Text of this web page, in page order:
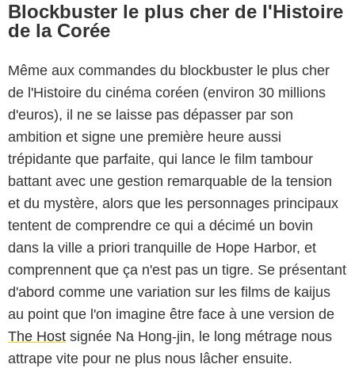
Blockbuster le plus cher de l'Histoire
de la Corée
Même aux commandes du blockbuster le plus cher
de l'Histoire du cinéma coréen (environ 30 millions
d'euros), il ne se laisse pas dépasser par son
ambition et signe une première heure aussi
trépidante que parfaite, qui lance le film tambour
battant avec une gestion remarquable de la tension
et du mystère, alors que les personnages principaux
tentent de comprendre ce qui a décimé un bovin
dans la ville a priori tranquille de Hope Harbor, et
comprennent que ça n'est pas un tigre. Se présentant
d'abord comme une variation sur les films de kaijus
au point que l'on imagine être face à une version de
The Host signée Na Hong-jin, le long métrage nous
attrape vite pour ne plus nous lâcher ensuite.